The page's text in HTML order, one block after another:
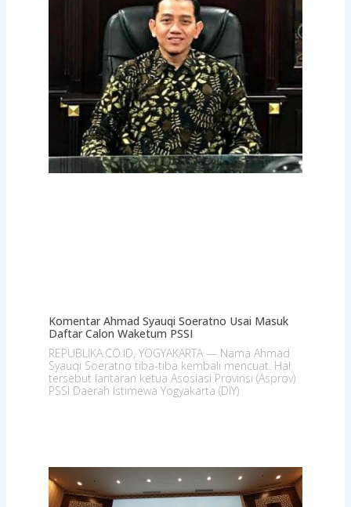
Komentar Ahmad Syauqi Soeratno Usai Masuk
Daftar Calon Waketum PSSI
REPUBLIKA.CO.ID, YOGYAKARTA — Nama Ahmad
Syauqi Soeratno tiba-tiba kembali mencuat. Hal
tersebut lantaran ketua Asosiasi Provinsi (Asprov)
PSSI Daerah Istimewa Yogyakarta (DIY)